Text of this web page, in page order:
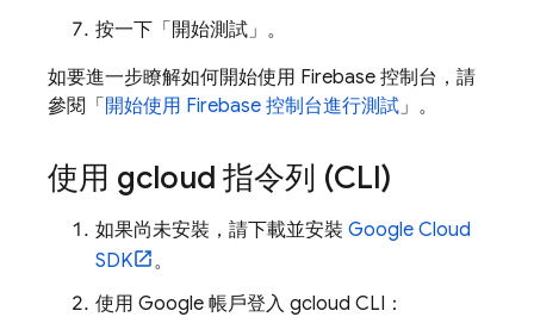
按一下「開始測試」 。
如要進一步瞭解如何開始使用 Firebase 控制台，請
參閱「 開始使用 Firebase 控制台進行測試」。
使用 gcloud 指令列 (CLI)
如果尚未安裝，請下載並安裝 Google Cloud
SDK
。
使用 Google 帳戶登入 gcloud CLI：